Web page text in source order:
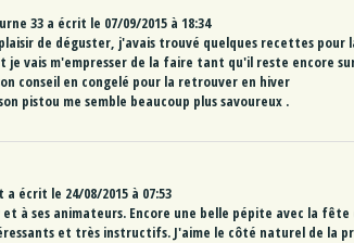
33 a écrit le 07/09/2015 à 18:34
de déguster, j'avais trouvé quelques recettes
je vais m'empresser de la faire tant qu'il reste encore
conseil en congelé pour la retrouver en hiver
pistou me semble beaucoup plus savoureux .
a écrit le 24/08/2015 à 07:53
à ses animateurs. Encore une belle pépite avec la fête
et très instructifs. J'aime le côté naturel de la